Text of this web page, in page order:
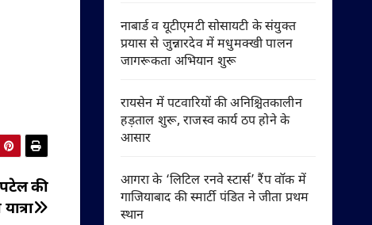
की
नाबार्ड व यूटीएमटी सोसायटी के संयुक्त
प्रयास से जुन्नारदेव में मधुमक्खी पालन
जागरूकता अभियान शुरू
रायसेन में पटवारियों की अनिश्चितकालीन
हड़ताल शुरू, राजस्व कार्य ठप होने के
आसार
आगरा के ‘लिटिल रनवे स्टार्स’ रैंप वॉक में
गाजियाबाद की स्मार्टी पंडित ने जीता प्रथम
स्थान